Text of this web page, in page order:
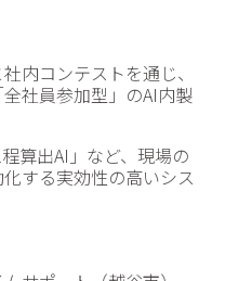
内コンテストを通じ、
社員参加型」のAI内製
算出AI」など、現場の
する実効性の高いシス